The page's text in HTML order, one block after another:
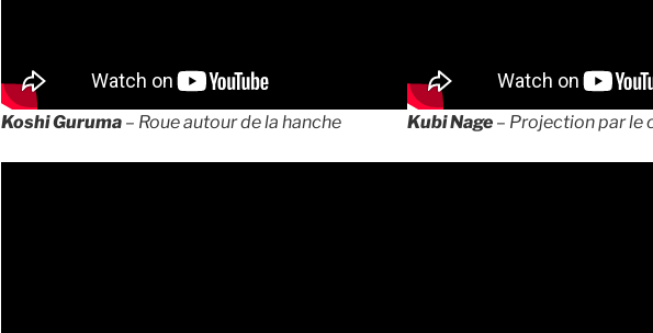
Koshi Guruma – Roue autour de la hanche Kubi Nage – Projection par le